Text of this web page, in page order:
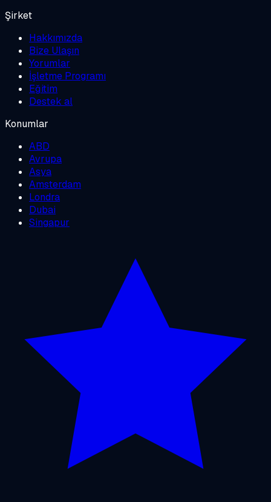
Şirket
Hakkımızda
Bize Ulaşın
Yorumlar
İşletme Programı
Eğitim
Destek al
Konumlar
ABD
Avrupa
Asya
Amsterdam
Londra
Dubai
Singapur